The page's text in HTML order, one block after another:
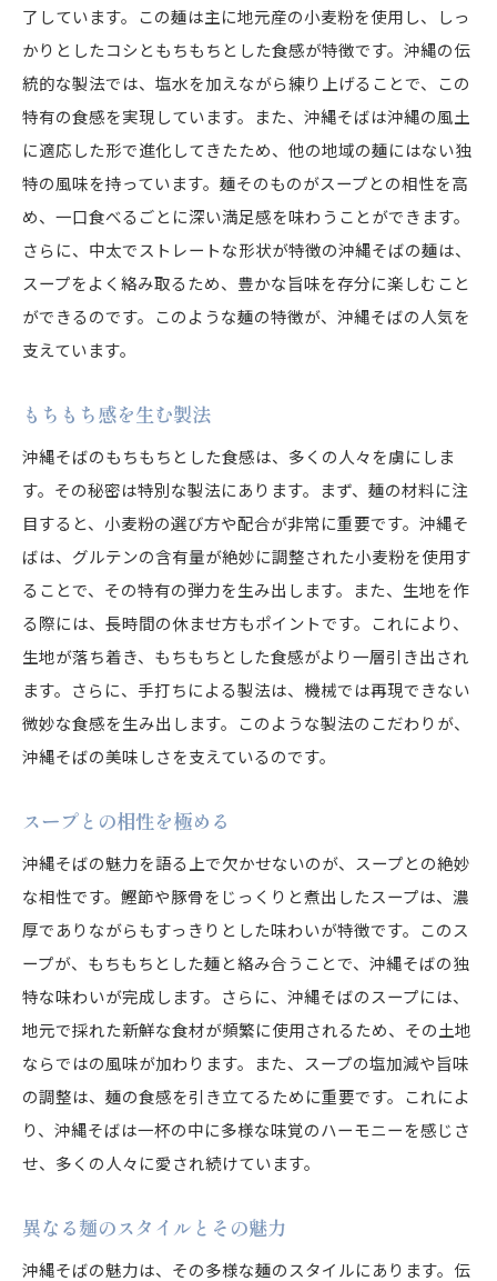
了しています。この麺は主に地元産の小麦粉を使用し、しっ
かりとしたコシともちもちとした食感が特徴です。沖縄の伝
統的な製法では、塩水を加えながら練り上げることで、この
特有の食感を実現しています。また、沖縄そばは沖縄の風土
に適応した形で進化してきたため、他の地域の麺にはない独
特の風味を持っています。麺そのものがスープとの相性を高
め、一口食べるごとに深い満足感を味わうことができます。
さらに、中太でストレートな形状が特徴の沖縄そばの麺は、
スープをよく絡み取るため、豊かな旨味を存分に楽しむこと
ができるのです。このような麺の特徴が、沖縄そばの人気を
支えています。
もちもち感を生む製法
沖縄そばのもちもちとした食感は、多くの人々を虜にしま
す。その秘密は特別な製法にあります。まず、麺の材料に注
目すると、小麦粉の選び方や配合が非常に重要です。沖縄そ
ばは、グルテンの含有量が絶妙に調整された小麦粉を使用す
ることで、その特有の弾力を生み出します。また、生地を作
る際には、長時間の休ませ方もポイントです。これにより、
生地が落ち着き、もちもちとした食感がより一層引き出され
ます。さらに、手打ちによる製法は、機械では再現できない
微妙な食感を生み出します。このような製法のこだわりが、
沖縄そばの美味しさを支えているのです。
スープとの相性を極める
沖縄そばの魅力を語る上で欠かせないのが、スープとの絶妙
な相性です。鰹節や豚骨をじっくりと煮出したスープは、濃
厚でありながらもすっきりとした味わいが特徴です。このス
ープが、もちもちとした麺と絡み合うことで、沖縄そばの独
特な味わいが完成します。さらに、沖縄そばのスープには、
地元で採れた新鮮な食材が頻繁に使用されるため、その土地
ならではの風味が加わります。また、スープの塩加減や旨味
の調整は、麺の食感を引き立てるために重要です。これによ
り、沖縄そばは一杯の中に多様な味覚のハーモニーを感じさ
せ、多くの人々に愛され続けています。
異なる麺のスタイルとその魅力
沖縄そばの魅力は、その多様な麺のスタイルにあります。伝